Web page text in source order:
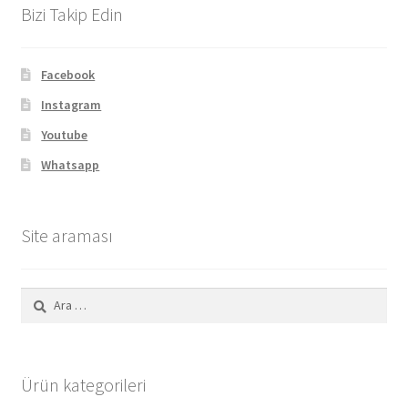
Bizi Takip Edin
Facebook
Instagram
Youtube
Whatsapp
Site araması
Ürün kategorileri